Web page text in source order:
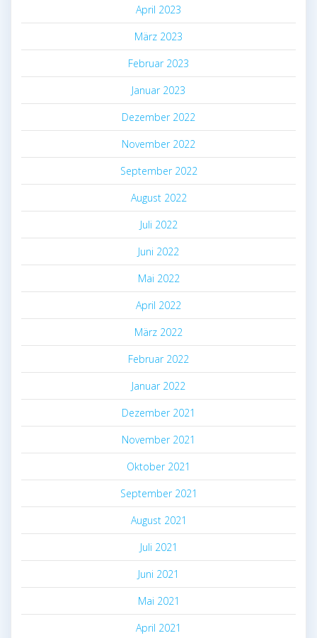
April 2023
März 2023
Februar 2023
Januar 2023
Dezember 2022
November 2022
September 2022
August 2022
Juli 2022
Juni 2022
Mai 2022
April 2022
März 2022
Februar 2022
Januar 2022
Dezember 2021
November 2021
Oktober 2021
September 2021
August 2021
Juli 2021
Juni 2021
Mai 2021
April 2021